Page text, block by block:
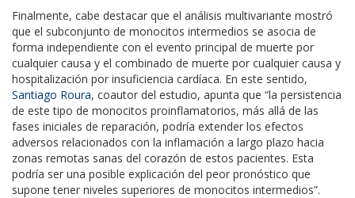
Finalmente, cabe destacar que el análisis multivariante mostró
que el subconjunto de monocitos intermedios se asocia de
forma independiente con el evento principal de muerte por
cualquier causa y el combinado de muerte por cualquier causa y
hospitalización por insuficiencia cardíaca. En este sentido,
Santiago Roura, coautor del estudio, apunta que “la persistencia
de este tipo de monocitos proinflamatorios, más allá de las
fases iniciales de reparación, podría extender los efectos
adversos relacionados con la inflamación a largo plazo hacia
zonas remotas sanas del corazón de estos pacientes. Esta
podría ser una posible explicación del peor pronóstico que
supone tener niveles superiores de monocitos intermedios”.